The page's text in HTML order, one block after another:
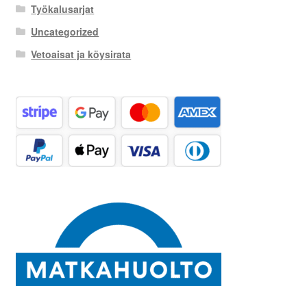
Työkalusarjat
Uncategorized
Vetoaisat ja köysirata